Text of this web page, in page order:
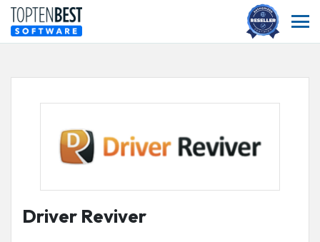
Driver Reviver